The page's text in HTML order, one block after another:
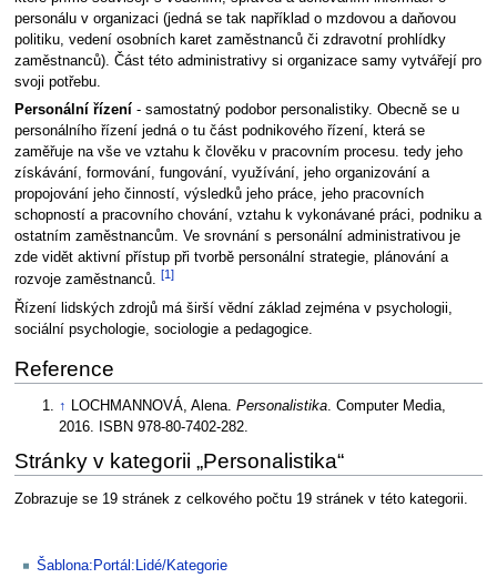
personálu v organizaci (jedná se tak například o mzdovou a daňovou
politiku, vedení osobních karet zaměstnanců či zdravotní prohlídky
zaměstnanců). Část této administrativy si organizace samy vytvářejí pro
svoji potřebu.
Personální řízení - samostatný podobor personalistiky. Obecně se u
personálního řízení jedná o tu část podnikového řízení, která se
zaměřuje na vše ve vztahu k člověku v pracovním procesu. tedy jeho
získávání, formování, fungování, využívání, jeho organizování a
propojování jeho činností, výsledků jeho práce, jeho pracovních
schopností a pracovního chování, vztahu k vykonávané práci, podniku a
ostatním zaměstnancům. Ve srovnání s personální administrativou je
zde vidět aktivní přístup při tvorbě personální strategie, plánování a
rozvoje zaměstnanců. [1]
Řízení lidských zdrojů má širší vědní základ zejména v psychologii,
sociální psychologie, sociologie a pedagogice.
Reference
↑ LOCHMANNOVÁ, Alena.Personalistika. Computer Media,
2016. ISBN 978-80-7402-282.
Stránky v kategorii „Personalistika“
Zobrazuje se 19 stránek z celkového počtu 19 stránek v této kategorii.
Šablona:Portál:Lidé/Kategorie